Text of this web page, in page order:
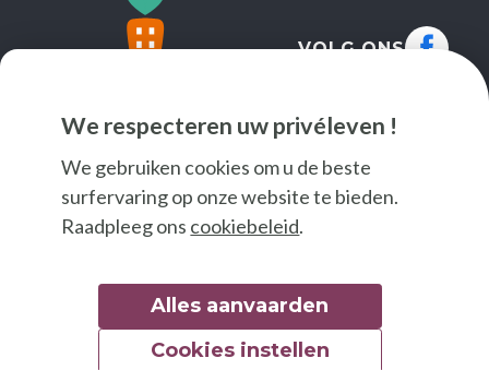
We respecteren uw privéleven !
We gebruiken cookies om u de beste
surfervaring op onze website te bieden.
Raadpleeg ons cookiebeleid.
Alles aanvaarden
Cookies instellen
VOLG ONS